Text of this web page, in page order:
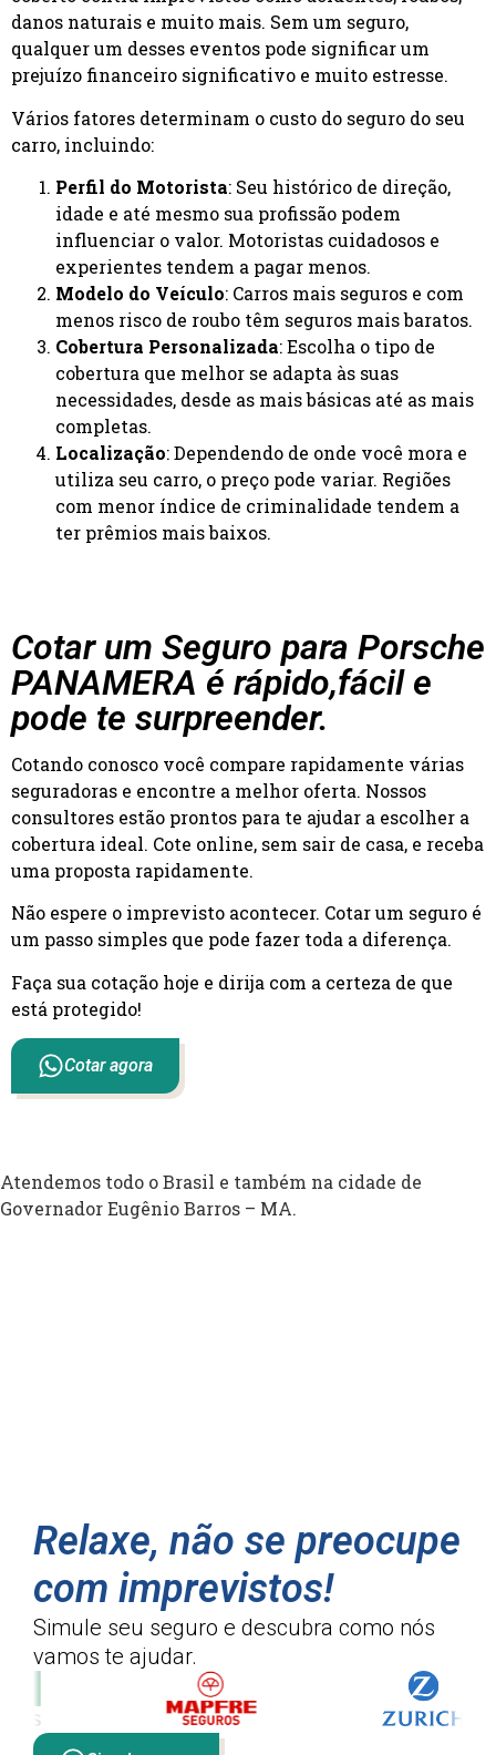
danos naturais e muito mais. Sem um seguro,
qualquer um desses eventos pode significar um
prejuízo financeiro significativo e muito estresse.
Vários fatores determinam o custo do seguro do seu
carro, incluindo:
Perfil do Motorista: Seu histórico de direção,
idade e até mesmo sua profissão podem
influenciar o valor. Motoristas cuidadosos e
experientes tendem a pagar menos.
Modelo do Veículo: Carros mais seguros e com
menos risco de roubo têm seguros mais baratos.
Cobertura Personalizada: Escolha o tipo de
cobertura que melhor se adapta às suas
necessidades, desde as mais básicas até as mais
completas.
Localização: Dependendo de onde você mora e
utiliza seu carro, o preço pode variar. Regiões
com menor índice de criminalidade tendem a
ter prêmios mais baixos.
Cotar um Seguro para Porsche
PANAMERA é rápido,fácil e
pode te surpreender.
Cotando conosco você compare rapidamente várias
seguradoras e encontre a melhor oferta. Nossos
consultores estão prontos para te ajudar a escolher a
cobertura ideal. Cote online, sem sair de casa, e receba
uma proposta rapidamente.
Não espere o imprevisto acontecer. Cotar um seguro é
um passo simples que pode fazer toda a diferença.
Faça sua cotação hoje e dirija com a certeza de que
está protegido!
Cotar agora
Atendemos todo o Brasil e também na cidade de
Governador Eugênio Barros – MA.
Relaxe, não se preocupe
com imprevistos!
Simule seu seguro e descubra como nós
vamos te ajudar.